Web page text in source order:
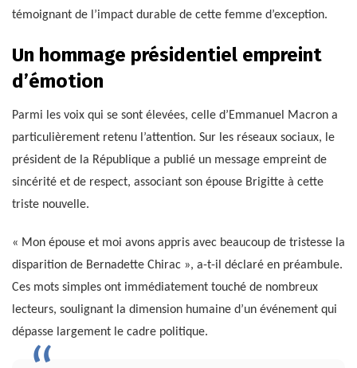
témoignant de l’impact durable de cette femme d’exception.
Un hommage présidentiel empreint
d’émotion
Parmi les voix qui se sont élevées, celle d’Emmanuel Macron a
particulièrement retenu l’attention. Sur les réseaux sociaux, le
président de la République a publié un message empreint de
sincérité et de respect, associant son épouse Brigitte à cette
triste nouvelle.
« Mon épouse et moi avons appris avec beaucoup de tristesse la
disparition de Bernadette Chirac », a-t-il déclaré en préambule.
Ces mots simples ont immédiatement touché de nombreux
lecteurs, soulignant la dimension humaine d’un événement qui
dépasse largement le cadre politique.